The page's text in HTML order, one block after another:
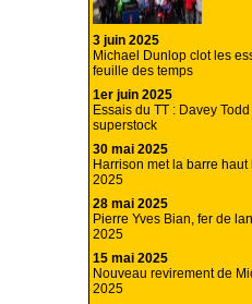
3 juin 2025
Michael Dunlop clot les
feuille des temps
1er juin 2025
Essais du TT : Davey
superstock
30 mai 2025
Harrison met la barre
2025
28 mai 2025
Pierre Yves Bian, fer de
2025
15 mai 2025
Nouveau revirement de
2025